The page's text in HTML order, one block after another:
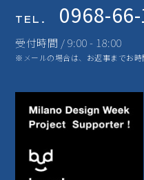
TEL. 0968-
受付時間 / 9:00 - 18:00
※メールの場合は、お返事までお時